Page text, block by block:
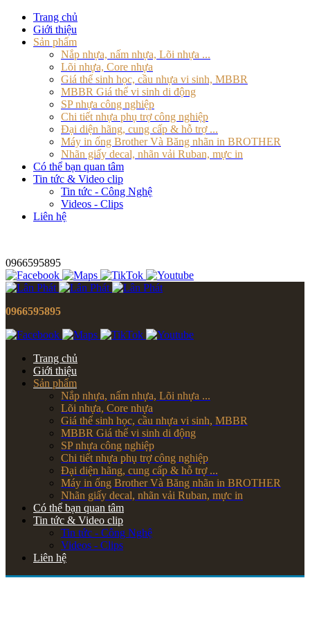
Trang chủ
Giới thiệu
Sản phẩm
Nắp nhựa, nấm nhựa, Lõi nhựa ...
Lõi nhựa, Core nhựa
Giá thể sinh học, cầu nhựa vi sinh, MBBR
MBBR Giá thể vi sinh di động
SP nhựa công nghiệp
Chi tiết nhựa phụ trợ công nghiệp
Đại diện hãng, cung cấp & hỗ trợ ...
Máy in ống Brother Và Băng nhãn in BROTHER
Nhãn giấy decal, nhãn vải Ruban, mực in
Có thể bạn quan tâm
Tin tức & Video clip
Tin tức - Công Nghệ
Videos - Clips
Liên hệ
0966595895
0966595895
Trang chủ
Giới thiệu
Sản phẩm
Nắp nhựa, nấm nhựa, Lõi nhựa ...
Lõi nhựa, Core nhựa
Giá thể sinh học, cầu nhựa vi sinh, MBBR
MBBR Giá thể vi sinh di động
SP nhựa công nghiệp
Chi tiết nhựa phụ trợ công nghiệp
Đại diện hãng, cung cấp & hỗ trợ ...
Máy in ống Brother Và Băng nhãn in BROTHER
Nhãn giấy decal, nhãn vải Ruban, mực in
Có thể bạn quan tâm
Tin tức & Video clip
Tin tức - Công Nghệ
Videos - Clips
Liên hệ